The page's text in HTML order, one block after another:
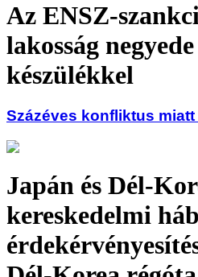
Az ENSZ-
lakosság
készülékkel
Százéves konfliktus
Japán és Dél-
kereskedelmi